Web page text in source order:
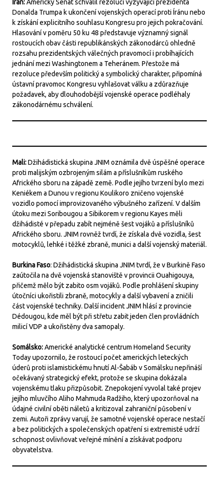
Írán:Americký Senát schválil rezoluci vyzývající prezidenta
Donalda Trumpa k ukončení vojenských operací proti Íránu nebo
k získání explicitního souhlasu Kongresu pro jejich pokračování.
Hlasování v poměru 50 ku 48 představuje významný signál
rostoucích obav části republikánských zákonodárců ohledně
rozsahu prezidentských válečných pravomocí i probíhajících
jednání mezi Washingtonem a Teheránem. Přestože má
rezoluce především politický a symbolický charakter, připomíná
ústavní pravomoc Kongresu vyhlašovat válku a zdůrazňuje
požadavek, aby dlouhodobější vojenské operace podléhaly
zákonodárnému schválení.
Mali:Džihádistická skupina JNIM oznámila dvě úspěšné operace
proti malijským ozbrojeným silám a příslušníkům ruského
Afrického sboru na západě země. Podle jejího tvrzení bylo mezi
Keniékem a Dunou v regionu Koulikoro zničeno vojenské
vozidlo pomocí improvizovaného výbušného zařízení. V dalším
útoku mezi Soribougou a Sibikorem v regionu Kayes měli
džihádisté v přepadu zabít nejméně šest vojáků a příslušníků
Afrického sboru. JNIM rovněž tvrdí, že získala dvě vozidla, šest
motocyklů, lehké i těžké zbraně, munici a další vojenský materiál.
Burkina Faso: Džihádistická skupina JNIM tvrdí, že v Burkině Faso
zaútočila na dvě vojenská stanoviště v provincii Ouahigouya,
přičemž mělo být zabito osm vojáků. Podle prohlášení skupiny
útočníci ukořistili zbraně, motocykly a další vybavení a zničili
část vojenské techniky. Další incident JNIM hlásí z provincie
Dédougou, kde měl být při střetu zabit jeden člen provládních
milicí VDP a ukořistěny dva samopaly.
Somálsko:Americké analytické centrum Homeland Security
Today upozornilo, že rostoucí počet amerických leteckých
úderů proti islamistickému hnutí Al-Šabáb v Somálsku nepřináší
očekávaný strategický efekt, protože se skupina dokázala
vojenskému tlaku přizpůsobit. Znepokojení vyvolal také projev
jejího mluvčího Aliho Mahmuda Radžiho, který upozorňoval na
údajné civilní oběti náletů a kritizoval zahraniční působení v
zemi. Autoři zprávy varují, že samotné vojenské operace nestačí
a bez politických a společenských opatření si extremisté udrží
schopnost ovlivňovat veřejné mínění a získávat podporu
obyvatelstva.